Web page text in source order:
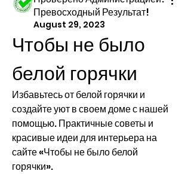
Превосходный Результат!
August 29, 2023
Чтобы не было
белой горячки
Избавьтесь от белой горячки и
создайте уют в своем доме с нашей
помощью. Практичные советы и
красивые идеи для интерьера на
сайте «Чтобы не было белой
горячки».